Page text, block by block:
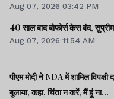
Aug 07, 2026 03:42 PM
40 साल बाद बोफोर्स केस बंद,
Aug 07, 2026 11:54 AM
पीएम मोदी ने NDA में शामिल विपक्षी
बुलाया, कहा, चिंता न करें, मैं हूं ना...